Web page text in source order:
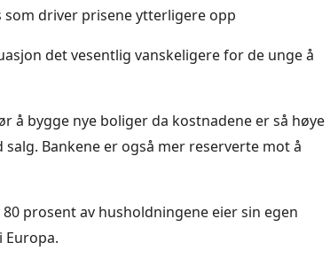
driver prisene ytterligere opp
det vesentlig vanskeligere for de unge å
å bygge nye boliger da kostnadene er så høye
Bankene er også mer reserverte mot å
prosent av husholdningene eier sin egen
Europa.